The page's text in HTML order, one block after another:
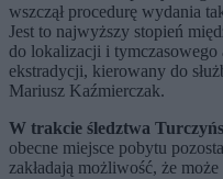
wszczął procedurę wydania
Jest to najwyższy stopień
do lokalizacji i tymczasowego
ekstradycji, kierowany do
Mariusz Kaźmierczak.
W trakcie śledztwa
obecne miejsce pobytu
zakładają możliwość, że